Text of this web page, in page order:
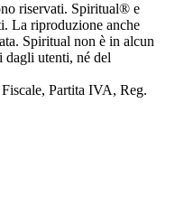
riservati. Spiritual® e
La riproduzione anche
Spiritual non è in alcun
dagli utenti, né del
Partita IVA, Reg.